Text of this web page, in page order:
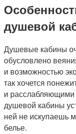
душевой
Душевые кабины
обусловлено
и возможностью
так хочется
и расслабляющими
душевой кабины
ней не искупаешь
белье.